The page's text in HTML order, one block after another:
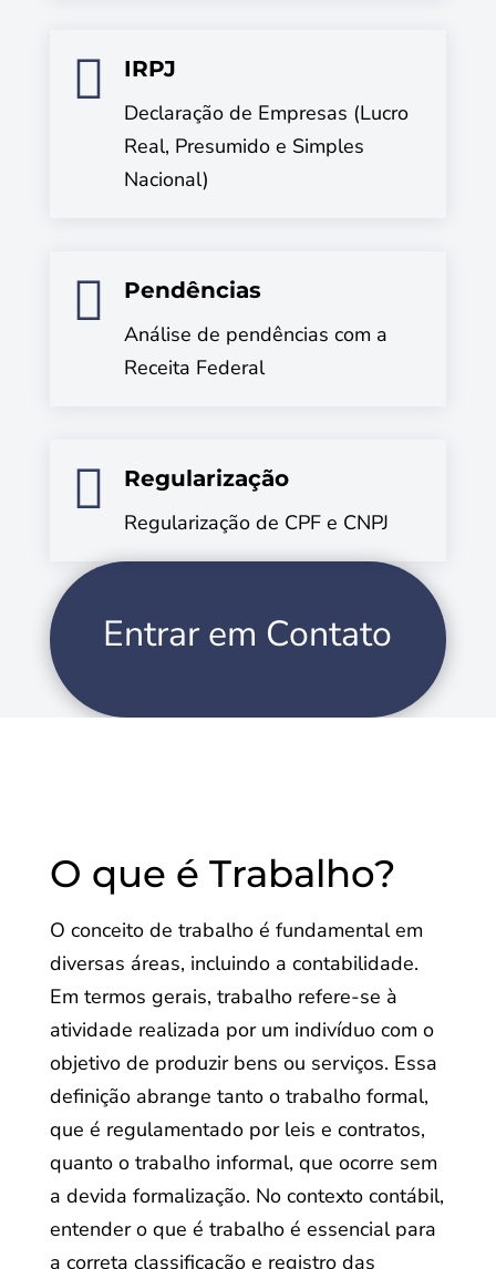

IRPJ
Declaração de Empresas (Lucro
Real, Presumido e Simples
Nacional)

Pendências
Análise de pendências com a
Receita Federal

Regularização
Regularização de CPF e CNPJ
Entrar em Contato
O que é Trabalho?
O conceito de trabalho é fundamental em
diversas áreas, incluindo a contabilidade.
Em termos gerais, trabalho refere-se à
atividade realizada por um indivíduo com o
objetivo de produzir bens ou serviços. Essa
definição abrange tanto o trabalho formal,
que é regulamentado por leis e contratos,
quanto o trabalho informal, que ocorre sem
a devida formalização. No contexto contábil,
entender o que é trabalho é essencial para
a correta classificação e registro das